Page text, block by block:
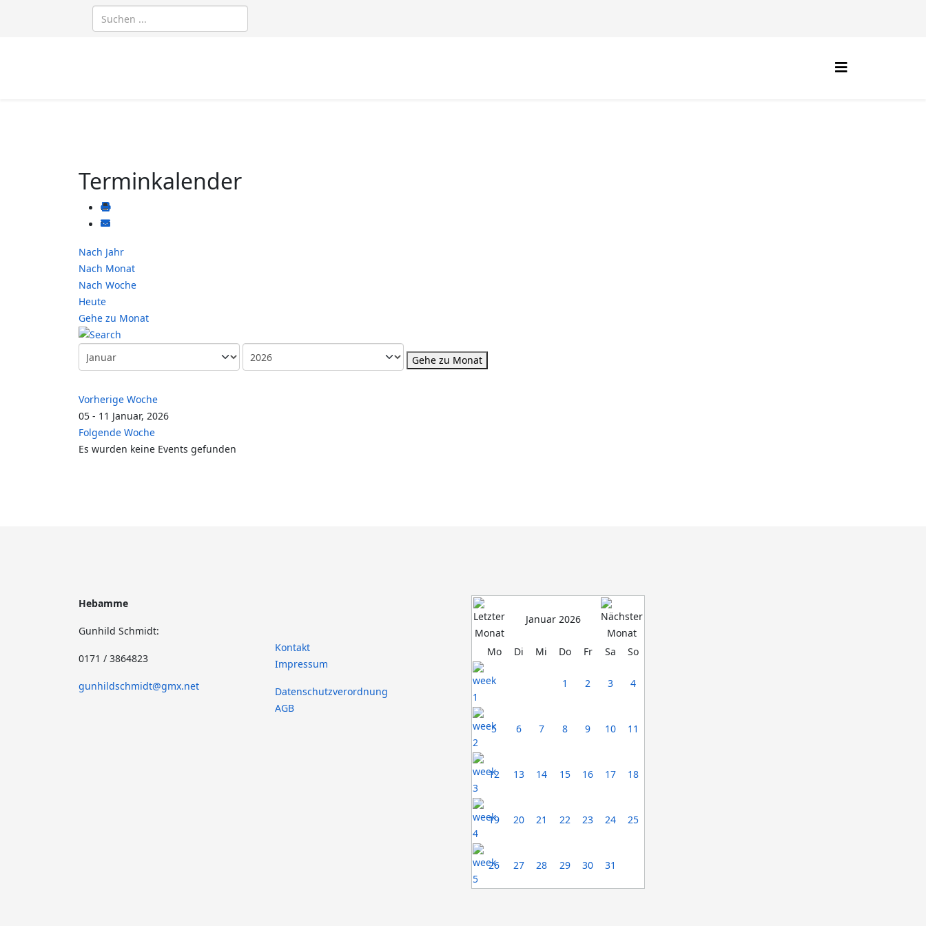
Terminkalender
Nach Jahr
Nach Monat
Nach Woche
Heute
Gehe zu Monat
Gehe zu Monat
Vorherige Woche
05 - 11 Januar, 2026
Folgende Woche
Es wurden keine Events gefunden
Hebamme
Gunhild Schmidt:
0171 / 3864823
gunhildschmidt@gmx.net
Kontakt
Impressum
Datenschutzverordnung
AGB
Januar 2026
Mo Di Mi Do Fr Sa So
1 2 3 4
5 6 7 8 9 10 11
12 13 14 15 16 17 18
19 20 21 22 23 24 25
26 27 28 29 30 31